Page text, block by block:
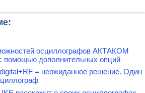
осциллографов АКТАКОМ
помощью дополнительных опций
= неожиданное решение. Один